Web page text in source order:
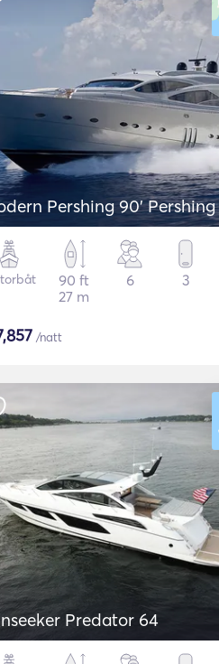
Pershing 90' Pershing
90 ft
27 m
6 3
/natt
Predator 64